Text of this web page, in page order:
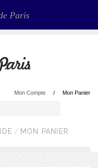
Paris
Mon Panier
Mon Compte
MON PANIER